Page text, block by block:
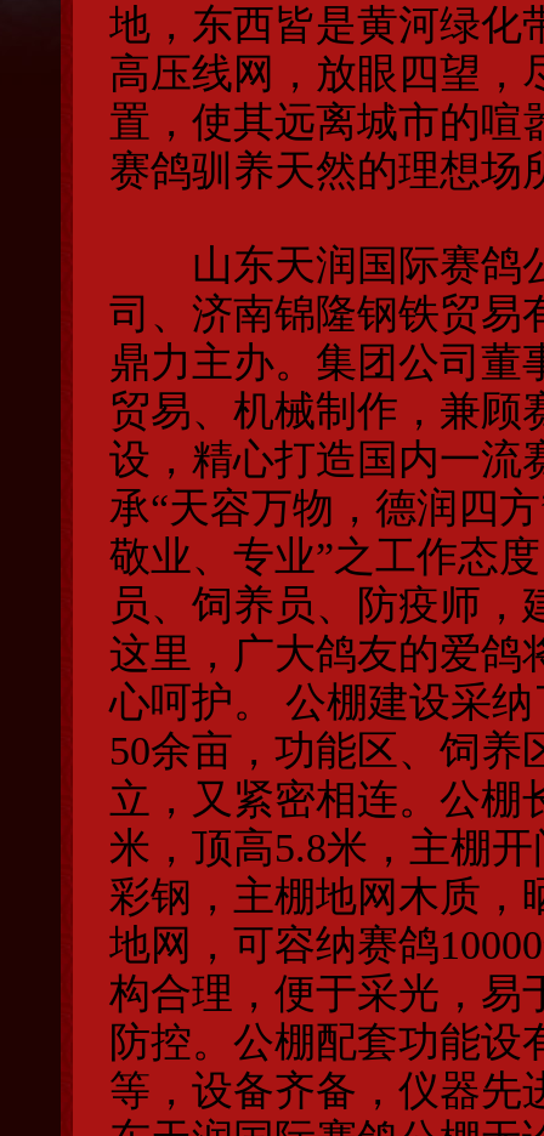
地，东西皆是黄河绿化
高压线网，放眼四望，
置，使其远离城市的喧
赛鸽驯养天然的理想场
山东天润国际赛鸽
司、济南锦隆钢铁贸易
鼎力主办。集团公司董
贸易、机械制作，兼顾
设，精心打造国内一流
承“天容万物，德润四
敬业、专业”之工作态
员、饲养员、防疫师
这里，广大鸽友的爱鸽
心呵护。 公棚建设采
50余亩，功能区、饲
立，又紧密相连。公棚
米，顶高5.8米，主棚
彩钢，主棚地网木质，
地网，可容纳赛鸽
构合理，便于采光，易
防控。公棚配套功能设
等，设备齐备，仪器先